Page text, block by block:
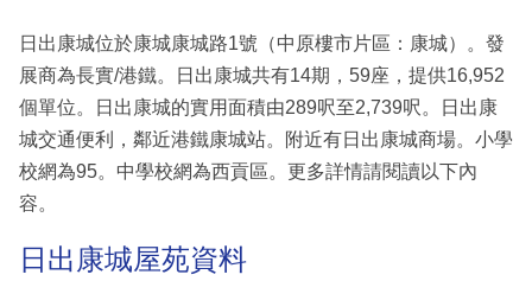
區
日出康城位於康城康城路1號（中原樓市片區：康城）。發
展商為長實/港鐵。日出康城共有14期，59座，提供16,952
個單位。日出康城的實用面積由289呎至2,739呎。日出康
城交通便利，鄰近港鐵康城站。附近有日出康城商場。小學
校網為95。中學校網為西貢區。更多詳情請閱讀以下內
容。
日出康城屋苑資料